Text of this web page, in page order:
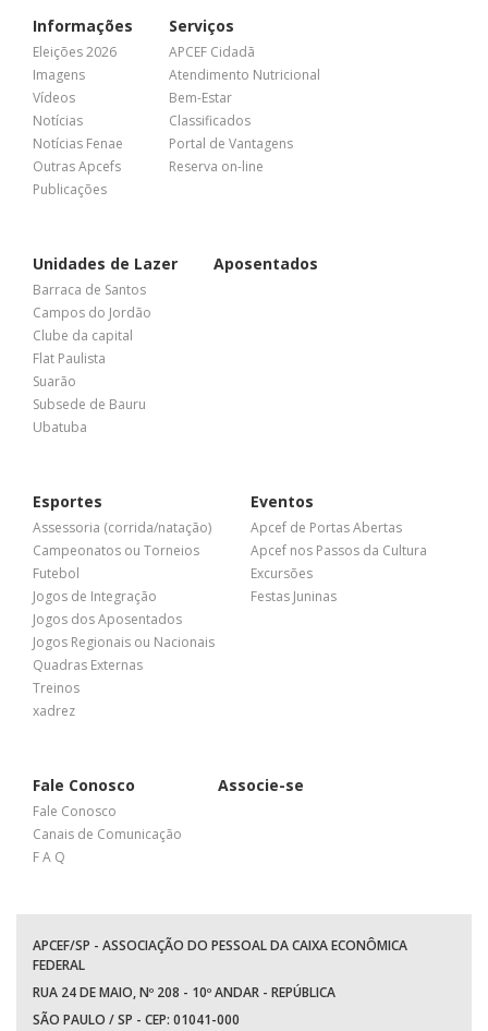
Informações
Eleições 2026
Imagens
Vídeos
Notícias
Notícias Fenae
Outras Apcefs
Publicações
Serviços
APCEF Cidadã
Atendimento Nutricional
Bem-Estar
Classificados
Portal de Vantagens
Reserva on-line
Unidades de Lazer
Barraca de Santos
Campos do Jordão
Clube da capital
Flat Paulista
Suarão
Subsede de Bauru
Ubatuba
Aposentados
Esportes
Assessoria (corrida/natação)
Campeonatos ou Torneios
Futebol
Jogos de Integração
Jogos dos Aposentados
Jogos Regionais ou Nacionais
Quadras Externas
Treinos
xadrez
Eventos
Apcef de Portas Abertas
Apcef nos Passos da Cultura
Excursões
Festas Juninas
Fale Conosco
Fale Conosco
Canais de Comunicação
F A Q
Associe-se
APCEF/SP - ASSOCIAÇÃO DO PESSOAL DA CAIXA ECONÔMICA
FEDERAL
RUA 24 DE MAIO, Nº 208 - 10º ANDAR - REPÚBLICA
SÃO PAULO / SP - CEP: 01041-000